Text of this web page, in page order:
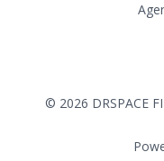
© 2026 DRSPACE